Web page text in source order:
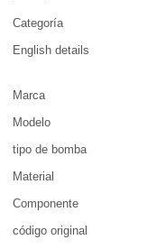
Categoría
English details
Marca
Modelo
tipo de bomba
Material
Componente
código original